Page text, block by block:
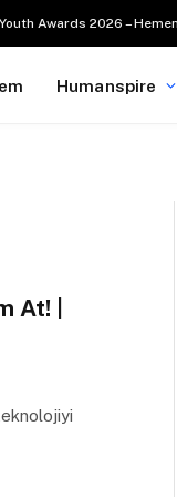
Youth Awards 2026 –
Humanspire
At! |